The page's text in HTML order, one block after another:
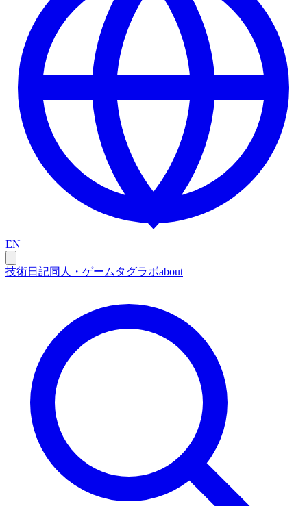
EN
技術日記同人・ゲーム タグラボabout